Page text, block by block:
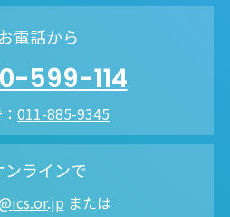
お電話から
599-114
011-885-9345
ンラインで
または